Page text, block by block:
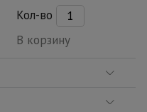
Кол-во
В корзину